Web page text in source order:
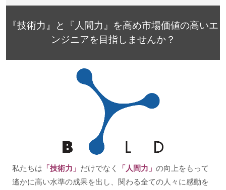
『技術力』と『人間力』を高め市場価値の高いエ
ンジニアを目指しませんか？
私たちは 「技術力」 だけでなく 「人間力」 の向上をもって
遙かに高い水準の成果を出し、関わる全ての人々に感動を